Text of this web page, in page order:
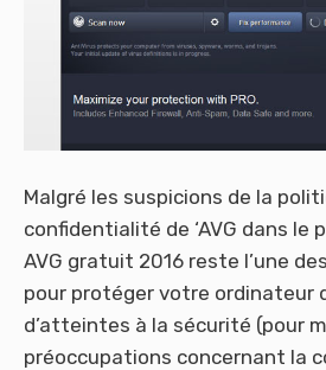
Malgré les suspicions de la
confidentialité de ‘AVG dans le
AVG gratuit 2016 reste l’une
pour protéger votre ordinateur
d’atteintes à la sécurité (pour
préoccupations concernant la